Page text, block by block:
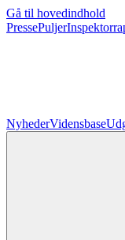
Gå til hovedindhold
PressePuljer
NyhederVidensbase